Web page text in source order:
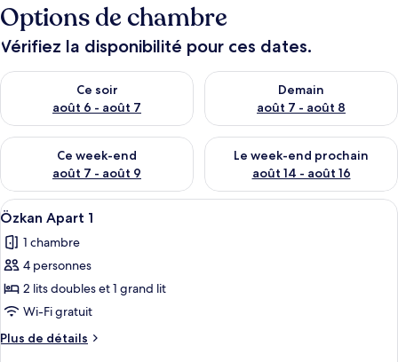
Options de chambre
Vérifiez la disponibilité pour ces dates.
Ce soir
août 6 - août 7
Vérifier la disponibilité pour ce soir août 6 - août 7
Demain
août 7 - août 8
Vérifier la disponibilité pour
Ce week-end
août 7 - août 9
Vérifier la disponibilité pour ce week-end août 7 - août 9
Le week-end prochain
août 14 - août 16
Vérifier la disponibilité pour
Afficher
toutes
les
photos
pour
ce
type
de
Un lit bien fait, avec du linge de lit
14
Özkan Apart 1
1 chambre
4 personnes
2 lits doubles et 1 grand lit
Wi-Fi gratuit
Plus de détails
Plus